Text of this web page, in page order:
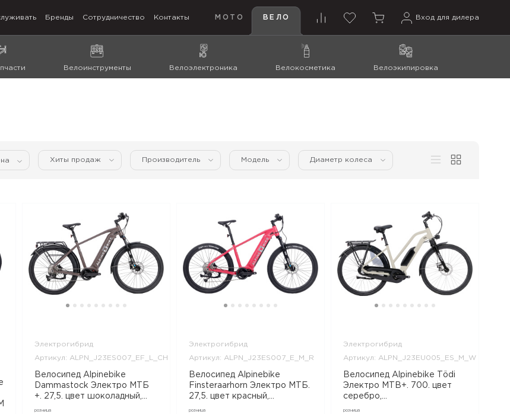
Бренды Сотрудничество Контакты МОТО ВЕЛО Вход для дилера
Велоинструменты Велоэлектроника Велокосметика Велоэкипировка
Хиты продаж Производитель Модель Диаметр колеса
Электрогибрид
Артикул: ALPN_J23ES007_EF_L_CH
Велосипед Alpinebike
Dammastock Электро МТБ
+. 27,5. цвет шоколадный,
розница
Электрогибрид
Артикул: ALPN_J23ES007_E_M_R
Велосипед Alpinebike
Finsteraarhorn Электро МТБ.
27,5. цвет красный,
розница
Электрогибрид
Артикул: ALPN_J23EU005_ES_M_W
Велосипед Alpinebike Tödi
Электро MTB+. 700. цвет
серебро,
розница